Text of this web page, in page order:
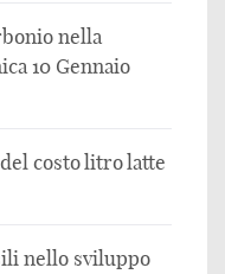
nella
10 Gennaio
costo litro latte
nello sviluppo